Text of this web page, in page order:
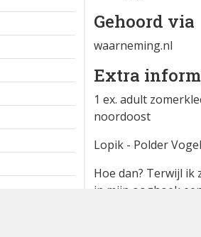
Gehoord via
waarneming.nl
Extra
1 ex. adult
noordoost
Lopik - Polder
Hoe dan? Terwijl ik
in mijn ooghoek